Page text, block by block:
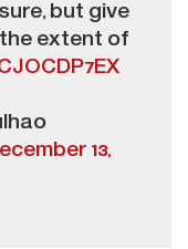
but give
extent of
13,